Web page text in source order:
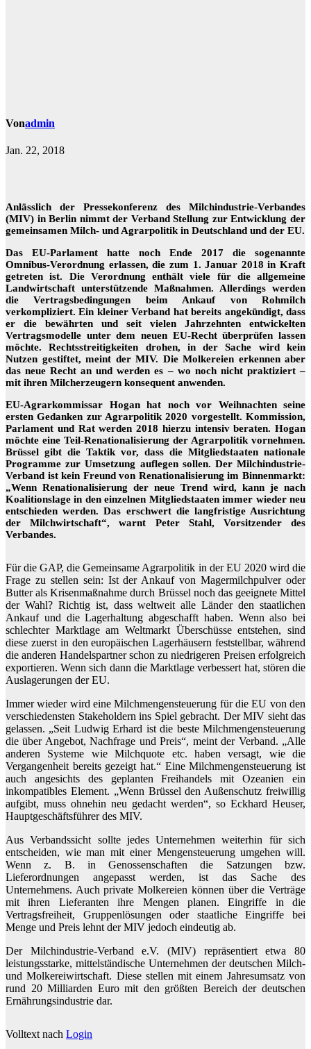
Vonadmin
Jan. 22, 2018
Anlässlich der Pressekonferenz des Milchindustrie-Verbandes
(MIV) in Berlin nimmt der Verband Stellung zur Entwicklung der
gemeinsamen Milch- und Agrarpolitik in Deutschland und der EU.
Das EU-Parlament hatte noch Ende 2017 die sogenannte
Omnibus-Verordnung erlassen, die zum 1. Januar 2018 in Kraft
getreten ist. Die Verordnung enthält viele für die allgemeine
Landwirtschaft unterstützende Maßnahmen. Allerdings werden
die Vertragsbedingungen beim Ankauf von Rohmilch
verkompliziert. Ein kleiner Verband hat bereits angekündigt, dass
er die bewährten und seit vielen Jahrzehnten entwickelten
Vertragsmodelle unter dem neuen EU-Recht überprüfen lassen
möchte. Rechtsstreitigkeiten drohen, in der Sache wird kein
Nutzen gestiftet, meint der MIV. Die Molkereien erkennen aber
das neue Recht an und werden es – wo noch nicht praktiziert –
mit ihren Milcherzeugern konsequent anwenden.
EU-Agrarkommissar Hogan hat noch vor Weihnachten seine
ersten Gedanken zur Agrarpolitik 2020 vorgestellt. Kommission,
Parlament und Rat werden 2018 hierzu intensiv beraten. Hogan
möchte eine Teil-Renationalisierung der Agrarpolitik vornehmen.
Brüssel gibt die Taktik vor, dass die Mitgliedstaaten nationale
Programme zur Umsetzung auflegen sollen. Der Milchindustrie-
Verband ist kein Freund von Renationalisierung im Binnenmarkt:
„Wenn Renationalisierung der neue Trend wird, kann je nach
Koalitionslage in den einzelnen Mitgliedstaaten immer wieder neu
entschieden werden. Das erschwert die langfristige Ausrichtung
der Milchwirtschaft“, warnt Peter Stahl, Vorsitzender des
Verbandes.
Für die GAP, die Gemeinsame Agrarpolitik in der EU 2020 wird die
Frage zu stellen sein: Ist der Ankauf von Magermilchpulver oder
Butter als Krisenmaßnahme durch Brüssel noch das geeignete Mittel
der Wahl? Richtig ist, dass weltweit alle Länder den staatlichen
Ankauf und die Lagerhaltung abgeschafft haben. Wenn also bei
schlechter Marktlage am Weltmarkt Überschüsse entstehen, sind
diese zuerst in den europäischen Lagerhäusern feststellbar, während
die anderen Handelspartner schon zu niedrigeren Preisen erfolgreich
exportieren. Wenn sich dann die Marktlage verbessert hat, stören die
Auslagerungen der EU.
Immer wieder wird eine Milchmengensteuerung für die EU von den
verschiedensten Stakeholdern ins Spiel gebracht. Der MIV sieht das
gelassen. „Seit Ludwig Erhard ist die beste Milchmengensteuerung
die über Angebot, Nachfrage und Preis“, meint der Verband. „Alle
anderen Systeme wie Milchquote etc. haben versagt, wie die
Vergangenheit bereits gezeigt hat.“ Eine Milchmengensteuerung ist
auch angesichts des geplanten Freihandels mit Ozeanien ein
inkompatibles Element. „Wenn Brüssel den Außenschutz freiwillig
aufgibt, muss ohnehin neu gedacht werden“, so Eckhard Heuser,
Hauptgeschäftsführer des MIV.
Aus Verbandssicht sollte jedes Unternehmen weiterhin für sich
entscheiden, wie man mit einer Mengensteuerung umgehen will.
Wenn z. B. in Genossenschaften die Satzungen bzw.
Lieferordnungen angepasst werden, ist das Sache des
Unternehmens. Auch private Molkereien können über die Verträge
mit ihren Lieferanten ihre Mengen planen. Eingriffe in die
Vertragsfreiheit, Gruppenlösungen oder staatliche Eingriffe bei
Menge und Preis lehnt der MIV jedoch eindeutig ab.
Der Milchindustrie-Verband e.V. (MIV) repräsentiert etwa 80
leistungsstarke, mittelständische Unternehmen der deutschen Milch-
und Molkereiwirtschaft. Diese stellen mit einem Jahresumsatz von
rund 20 Milliarden Euro mit den größten Bereich der deutschen
Ernährungsindustrie dar.
Volltext nach Login